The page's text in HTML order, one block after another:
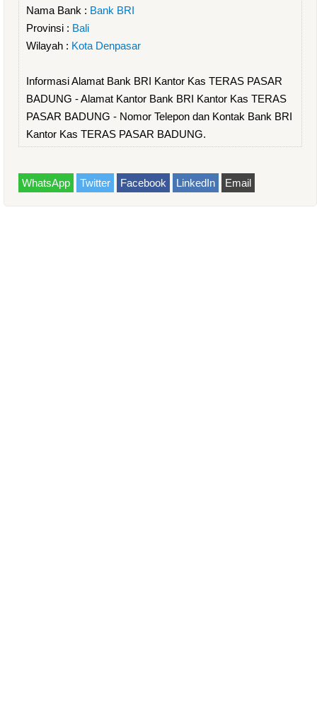
Nama Bank : Bank BRI
Provinsi : Bali
Wilayah : Kota Denpasar
Informasi Alamat Bank BRI Kantor Kas TERAS PASAR
BADUNG - Alamat Kantor Bank BRI Kantor Kas TERAS
PASAR BADUNG - Nomor Telepon dan Kontak Bank BRI
Kantor Kas TERAS PASAR BADUNG.
WhatsApp Twitter Facebook LinkedIn Email